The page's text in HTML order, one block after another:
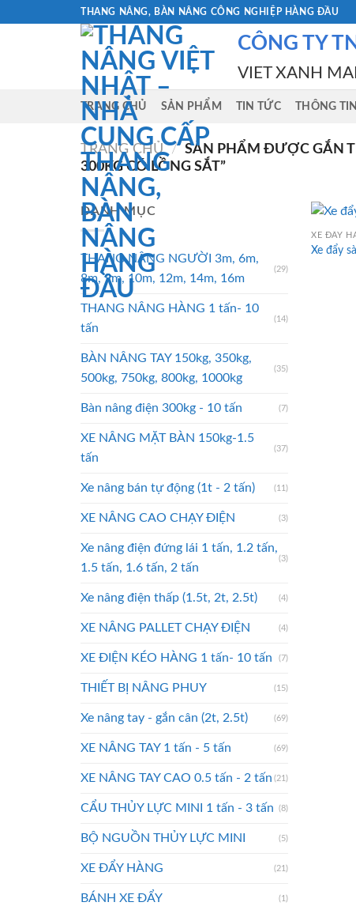
THANG NÂNG, BÀN NÂNG CÔNG NGHIỆP HÀNG ĐẦU
CÔNG TY
VIET XANH
TRANG CHỦ SẢN PHẨM TIN TỨC THÔNG
TRANG CHỦ / SẢN PHẨM ĐƯỢC GẮN
300KG CÓ LỒNG SẮT”
DANH MỤC
THANG NÂNG NGƯỜI 3m, 6m,
8m, 9m, 10m, 12m, 14m, 16m
(29)
THANG NÂNG HÀNG 1 tấn- 10
tấn
(14)
BÀN NÂNG TAY 150kg, 350kg,
500kg, 750kg, 800kg, 1000kg
(35)
Bàn nâng điện 300kg - 10 tấn (7)
XE NÂNG MẶT BÀN 150kg-1.5
tấn
(37)
Xe nâng bán tự động (1t - 2 tấn) (11)
XE NÂNG CAO CHẠY ĐIỆN (3)
Xe nâng điện đứng lái 1 tấn, 1.2 tấn,
1.5 tấn, 1.6 tấn, 2 tấn
(3)
Xe nâng điện thấp (1.5t, 2t, 2.5t) (4)
XE NÂNG PALLET CHẠY ĐIỆN (4)
XE ĐIỆN KÉO HÀNG 1 tấn- 10 tấn (7)
THIẾT BỊ NÂNG PHUY (15)
Xe nâng tay - gắn cân (2t, 2.5t) (69)
XE NÂNG TAY 1 tấn - 5 tấn (69)
XE NÂNG TAY CAO 0.5 tấn - 2 tấn (21)
CẨU THỦY LỰC MINI 1 tấn - 3 tấn (8)
BỘ NGUỒN THỦY LỰC MINI (5)
XE ĐẨY HÀNG (21)
BÁNH XE ĐẨY (1)
XE ĐẨY
Xe đẩy